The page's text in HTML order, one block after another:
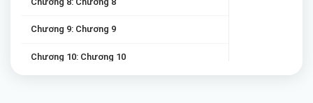
Chương 9: Chương 9
Chương 10: Chương 10